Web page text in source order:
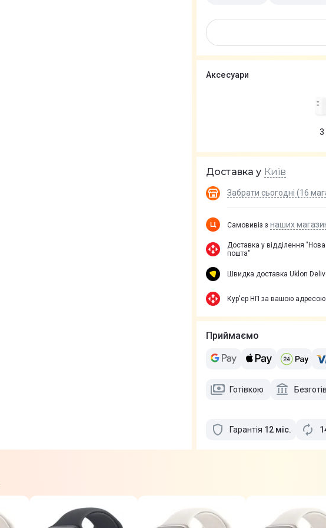
Аксесуари
3
Доставка у Київ
Забрати сьогодні (16
Самовивіз з наших
Доставка у вiддiлення "Нова
пошта"
Швидка доставка Uklon
Кур'єр НП за вашою адресою
Приймаємо
Готівкою
Гарантія 12 міс.